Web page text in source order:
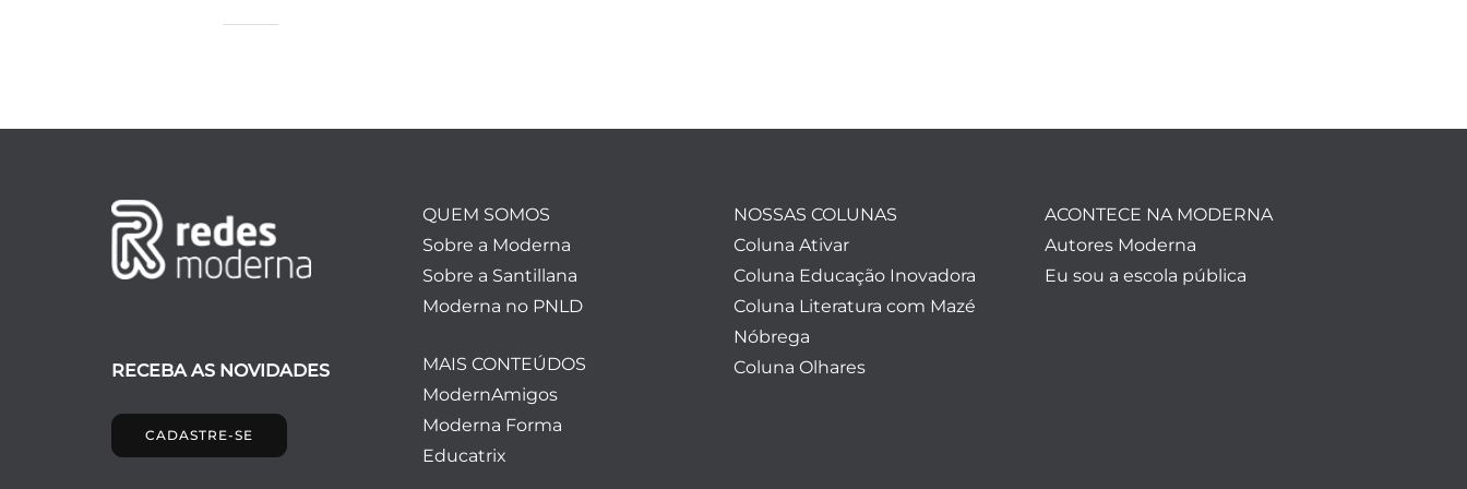
RECEBA AS NOVIDADES
CADASTRE-SE
QUEM SOMOS
Sobre a Moderna
Sobre a Santillana
Moderna no PNLD
MAIS CONTEÚDOS
ModernAmigos
Moderna Forma
Educatrix
NOSSAS COLUNAS
Coluna Ativar
Coluna Educação Inovadora
Coluna Literatura com Mazé
Nóbrega
Coluna Olhares
ACONTECE NA MODERNA
Autores Moderna
Eu sou a escola pública